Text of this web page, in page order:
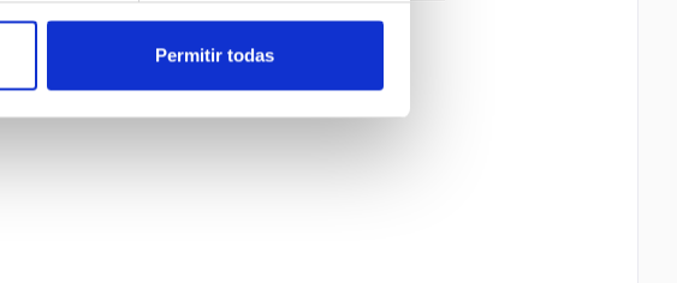
Permitir todas